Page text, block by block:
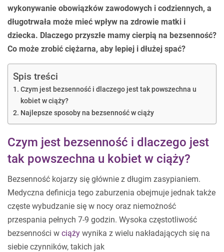
wykonywanie obowiązków zawodowych i codziennych, a
długotrwała może mieć wpływ na zdrowie matki i
dziecka. Dlaczego przyszłe mamy cierpią na bezsenność?
Co może zrobić ciężarna, aby lepiej i dłużej spać?
Spis treści
Czym jest bezsenność i dlaczego jest tak powszechna u
kobiet w ciąży?
Najlepsze sposoby na bezsenność w ciąży
Czym jest bezsenność i dlaczego jest
tak powszechna u kobiet w ciąży?
Bezsenność kojarzy się głównie z długim zasypianiem.
Medyczna definicja tego zaburzenia obejmuje jednak także
częste wybudzanie się w nocy oraz niemożność
przespania pełnych 7-9 godzin. Wysoka częstotliwość
bezsenności w ciąży wynika z wielu nakładających się na
siebie czynników, takich jak